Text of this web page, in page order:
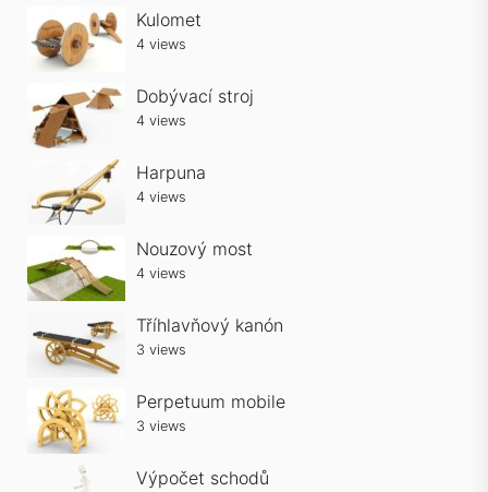
Kulomet
4 views
Dobývací stroj
4 views
Harpuna
4 views
Nouzový most
4 views
Tříhlavňový kanón
3 views
Perpetuum mobile
3 views
Výpočet schodů